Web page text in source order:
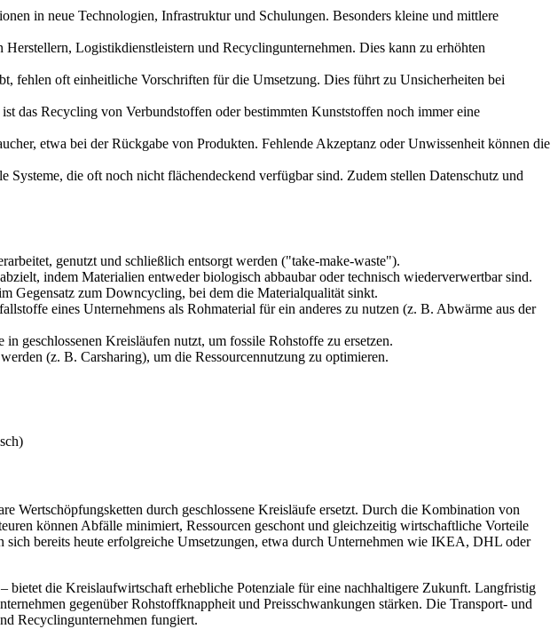
in neue Technologien, Infrastruktur und Schulungen. Besonders kleine und mittlere
Logistikdienstleistern und Recyclingunternehmen. Dies kann zu erhöhten
fehlen oft einheitliche Vorschriften für die Umsetzung. Dies führt zu Unsicherheiten bei
das Recycling von Verbundstoffen oder bestimmten Kunststoffen noch immer eine
etwa bei der Rückgabe von Produkten. Fehlende Akzeptanz oder Unwissenheit können die
die oft noch nicht flächendeckend verfügbar sind. Zudem stellen Datenschutz und
genutzt und schließlich entsorgt werden ("take-make-waste").
indem Materialien entweder biologisch abbaubar oder technisch wiederverwertbar sind.
Gegensatz zum Downcycling, bei dem die Materialqualität sinkt.
eines Unternehmens als Rohmaterial für ein anderes zu nutzen (z. B. Abwärme aus der
geschlossenen Kreisläufen nutzt, um fossile Rohstoffe zu ersetzen.
(z. B. Carsharing), um die Ressourcennutzung zu optimieren.
Wertschöpfungsketten durch geschlossene Kreisläufe ersetzt. Durch die Kombination von
können Abfälle minimiert, Ressourcen geschont und gleichzeitig wirtschaftliche Vorteile
bereits heute erfolgreiche Umsetzungen, etwa durch Unternehmen wie IKEA, DHL oder
bietet die Kreislaufwirtschaft erhebliche Potenziale für eine nachhaltigere Zukunft. Langfristig
gegenüber Rohstoffknappheit und Preisschwankungen stärken. Die Transport- und
Recyclingunternehmen fungiert.